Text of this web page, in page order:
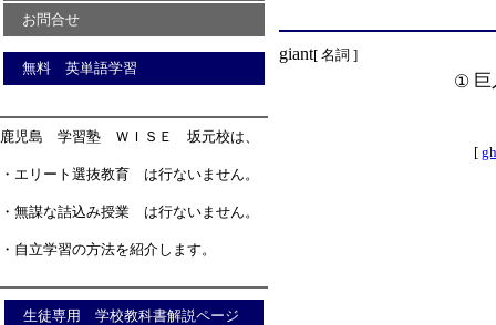
お問合せ
無料 英単語学習
鹿児島 学習塾 ＷＩＳＥ 坂元校は、
・エリート選抜教育 は行ないません。
・無謀な詰込み授業 は行ないません。
・自立学習の方法を紹介します。
生徒専用 学校教科書解説ページ
giant[ 名詞 ]
①
[